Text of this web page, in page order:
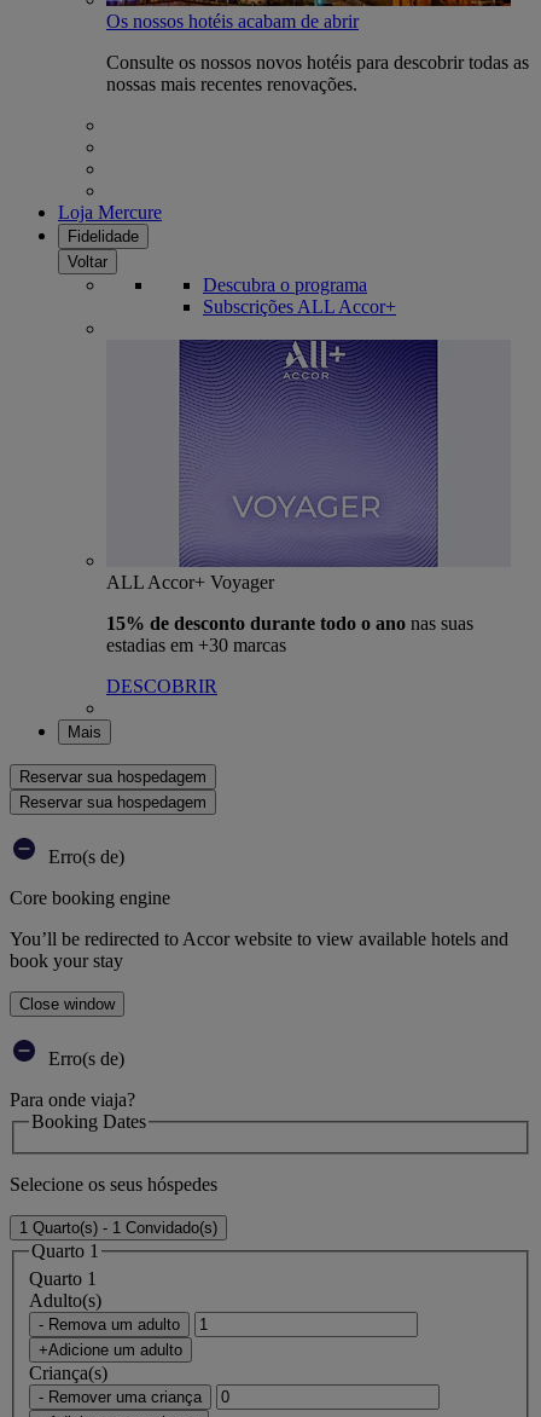
Os nossos hotéis acabam de abrir
Consulte os nossos novos hotéis para descobrir todas as
nossas mais recentes renovações.
Loja Mercure
Fidelidade
Voltar
Descubra o programa
Subscrições ALL Accor+
ALL Accor+ Voyager
15% de desconto durante todo o ano nas suas
estadias em +30 marcas
DESCOBRIR
Mais
Reservar sua hospedagem
Reservar sua hospedagem
Erro(s de)
Core booking engine
You’ll be redirected to Accor website to view available hotels and
book your stay
Close window
Erro(s de)
Para onde viaja?
Booking Dates
Selecione os seus hóspedes
1 Quarto(s) - 1 Convidado(s)
Quarto 1
Quarto 1
Adulto(s)
- Remova um adulto
+Adicione um adulto
Criança(s)
- Remover uma criança